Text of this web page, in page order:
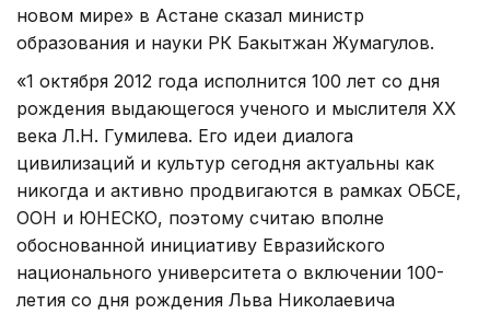
новом мире» в Астане сказал министр
образования и науки РК Бакытжан Жумагулов.
«1 октября 2012 года исполнится 100 лет со дня
рождения выдающегося ученого и мыслителя XX
века Л.Н. Гумилева. Его идеи диалога
цивилизаций и культур сегодня актуальны как
никогда и активно продвигаются в рамках ОБСЕ,
ООН и ЮНЕСКО, поэтому считаю вполне
обоснованной инициативу Евразийского
национального университета о включении 100-
летия со дня рождения Льва Николаевича